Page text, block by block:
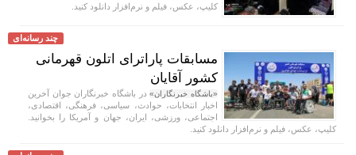
کلیپ، عکس، فیلم و نرم‌افزار دانلود کنید.
چند رسانه‌ای
مسابقات پاراترای اتلون قهرمانی
کشور آقایان
«باشگاه خبرنگاران»در باشگاه خبرنگاران جوان آخرین
اخبار انتخابات، حوادث، سیاسی، فرهنگی، اقتصادی،
اجتماعی، ورزشی، ایران، جهان و آمریکا را بخوانید.
کلیپ، عکس، فیلم و نرم‌افزار دانلود کنید.